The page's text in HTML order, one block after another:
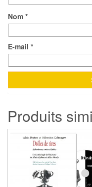
Nom *
E-mail *
Produits